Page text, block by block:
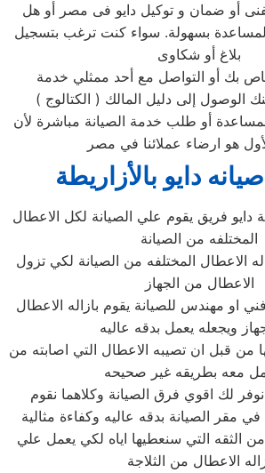
أو ضمان و توكيل دايو فى مصر أو هل
بسهولة. سواء كنت ترغب بتسجيل
بلاغ أو شكاوى
بك أو التواصل مع أحد ممثلي خدمة
الوصول إلى دليل المالك ( الكتالوج )
المساعدة أو طلب خدمة الصيانة مباشرة لأن
دايو بالأزاريطة
دايو فريق يقوم علي الصيانة لكل الاعطال
المختلفه من الصيانة
الاعطال المختلفه من الصيانة لكي تزول
الاعطال من الجهاز
او مهندس للصيانة يقوم بازاله الاعطال
ويجعله يعمل بدقه عاليه
من قبل ان تصيبه الاعطال التي اصابته من
لك اقوي فرق الصيانة وكلاهما نقوم
في مقر الصيانة بدقه عاليه وكفاءة مثالية
الثقه التي سنعطيها اياه لكي يعمل علي
الاعطال من الثلاجة